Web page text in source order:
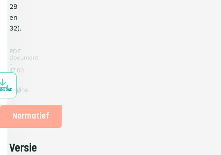
29
en
32).
PDF
document
47.00
KB
pagina
Normatief
Versie